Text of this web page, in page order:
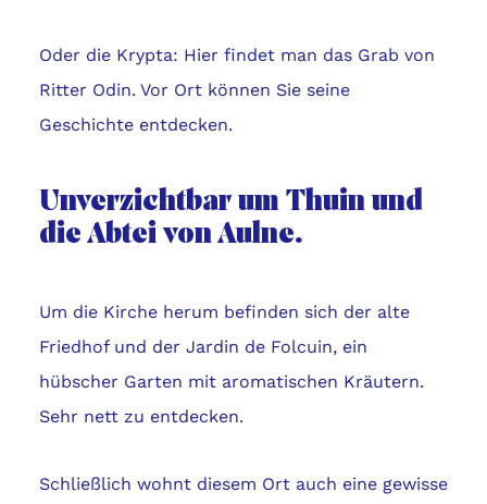
Oder die Krypta: Hier findet man das Grab von
Ritter Odin. Vor Ort können Sie seine
Geschichte entdecken.
Unverzichtbar um Thuin und
die Abtei von Aulne.
Um die Kirche herum befinden sich der alte
Friedhof und der Jardin de Folcuin, ein
hübscher Garten mit aromatischen Kräutern.
Sehr nett zu entdecken.
Schließlich wohnt diesem Ort auch eine gewisse